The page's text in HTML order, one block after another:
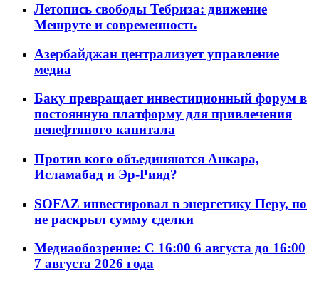
Летопись свободы Тебриза: движение
Мешруте и современность
Азербайджан централизует управление
медиа
Баку превращает инвестиционный форум в
постоянную платформу для привлечения
ненефтяного капитала
Против кого объединяются Анкара,
Исламабад и Эр-Рияд?
SOFAZ инвестировал в энергетику Перу, но
не раскрыл сумму сделки
Медиаобозрение: С 16:00 6 августа до 16:00
7 августа 2026 года